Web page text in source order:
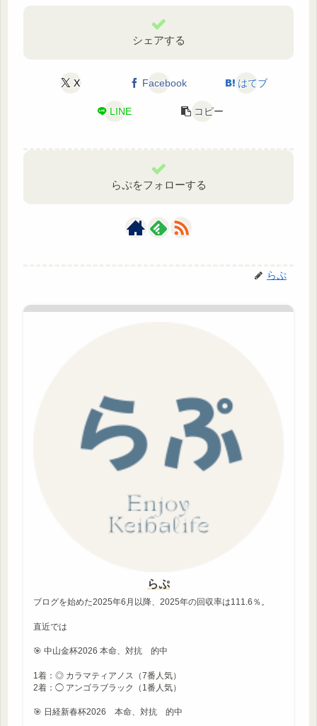
シェアする
X Facebook はてブ
LINE コピー
らぷをフォローする
らぷ
らぷ
ブログを始めた2025年6月以降、2025年の回収率は111.6％。
直近では
🎯 中山金杯2026 本命、対抗 的中
1着：◎ カラマティアノス（7番人気）
2着：◯ アンゴラブラック（1番人気）
🎯 日経新春杯2026 本命、対抗 的中